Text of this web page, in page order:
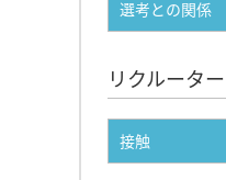
選考との関係
リクルーター
接触